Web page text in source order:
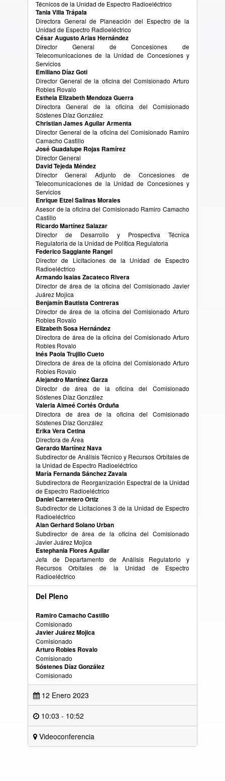
Técnicos de la Unidad de Espectro Radioeléctrico
Tania Villa Trápala
Directora General de Planeación del Espectro de la
Unidad de Espectro Radioeléctrico
César Augusto Arias Hernández
Director General de Concesiones de
Telecomunicaciones de la Unidad de Concesiones y
Servicios
Emiliano Díaz Goti
Director General de la oficina del Comisionado Arturo
Robles Rovalo
Esthela Elizabeth Mendoza Guerra
Directora General de la oficina del Comisionado
Sóstenes Díaz González
Christian James Aguilar Armenta
Director General de la oficina del Comisionado Ramiro
Camacho Castillo
José Guadalupe Rojas Ramírez
Director General
David Tejeda Méndez
Director General Adjunto de Concesiones de
Telecomunicaciones de la Unidad de Concesiones y
Servicios
Enrique Etzel Salinas Morales
Asesor de la oficina del Comisionado Ramiro Camacho
Castillo
Ricardo Martínez Salazar
Director de Desarrollo y Prospectiva Técnica
Regulatoria de la Unidad de Política Regulatoria
Federico Saggiante Rangel
Director de Licitaciones de la Unidad de Espectro
Radioeléctrico
Armando Isaias Zacateco Rivera
Director de área de la oficina del Comisionado Javier
Juárez Mojica
Benjamín Bautista Contreras
Director de área de la oficina del Comisionado Arturo
Robles Rovalo
Elizabeth Sosa Hernández
Directora de área de la oficina del Comisionado Arturo
Robles Rovalo
Inés Paola Trujillo Cueto
Directora de área de la oficina del Comisionado Arturo
Robles Rovalo
Alejandro Martínez Garza
Director de área de la oficina del Comisionado
Sóstenes Díaz González
Valeria Aimeé Cortés Orduña
Directora de área de la oficina del Comisionado
Sóstenes Díaz González
Erika Vera Cetina
Directora de Área
Gerardo Martínez Nava
Subdirector de Análisis Técnico y Recursos Orbitales de
la Unidad de Espectro Radioeléctrico
María Fernanda Sánchez Zavala
Subdirectora de Reorganización Espectral de la Unidad
de Espectro Radioeléctrico
Daniel Carretero Ortiz
Subdirector de Licitaciones 3 de la Unidad de Espectro
Radioeléctrico
Alan Gerhard Solano Urban
Subdirector de área de la oficina del Comisionado
Javier Juárez Mojica
Estephania Flores Aguilar
Jefa de Departamento de Análisis Regulatorio y
Recursos Orbitales de la Unidad de Espectro
Radioeléctrico
Del Pleno
Ramiro Camacho Castillo
Comisionado
Javier Juárez Mojica
Comisionado
Arturo Robles Rovalo
Comisionado
Sóstenes Díaz González
Comisionado
12 Enero 2023
10:03 - 10:52
Videoconferencia